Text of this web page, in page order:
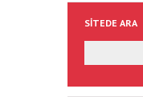
SITEDE ARA